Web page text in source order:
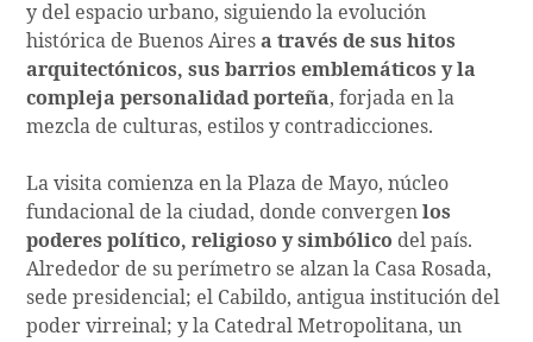
y del espacio urbano, siguiendo la evolución
histórica de Buenos Airesa través de sus hitos
arquitectónicos, sus barrios emblemáticos y la
compleja personalidad porteña, forjada en la
mezcla de culturas, estilos y contradicciones.
La visita comienza en la Plaza de Mayo, núcleo
fundacional de la ciudad, donde convergenlos
poderes político, religioso y simbólico del país.
Alrededor de su perímetro se alzan la Casa Rosada,
sede presidencial; el Cabildo, antigua institución del
poder virreinal; y la Catedral Metropolitana, un